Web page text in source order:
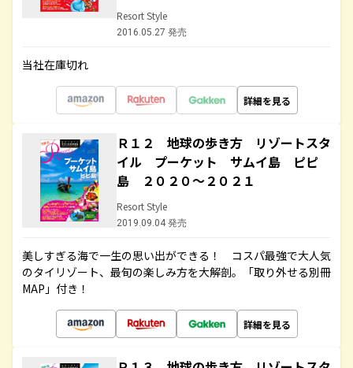
Resort Style
2016.05.27 発売
当社在庫切れ
詳細を見る
Ｒ１２ 地球の歩き方 リゾートスタ
イル プーケット サムイ島 ピピ
島 ２０２０～２０２１
Resort Style
2019.09.04 発売
美しすぎる海で一生の思い出ができる！ コスパ最強で大人気
のタイリゾート、最旬の楽しみ方を大解剖。「取り外せる別冊
MAP」付き！
詳細を見る